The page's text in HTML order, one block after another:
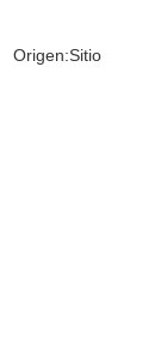
Origen:Sitio